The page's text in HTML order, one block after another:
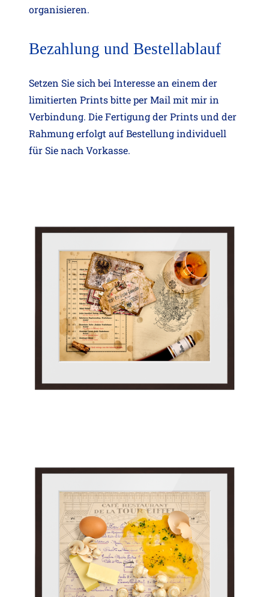
organisieren.
Bezahlung und Bestellablauf
Setzen Sie sich bei Interesse an einem der
limitierten Prints bitte per Mail mit mir in
Verbindung. Die Fertigung der Prints und der
Rahmung erfolgt auf Bestellung individuell
für Sie nach Vorkasse.